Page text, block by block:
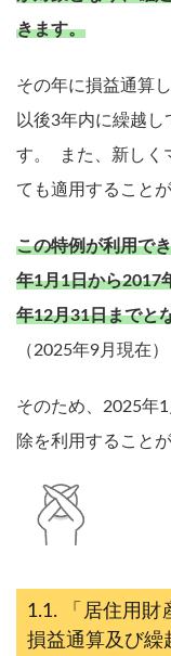
きます。
その年に損益通算
以後3年内に繰越し
す。 また、新しく
ても適用すること
この特例が利用で
年1月1日から2017
年12月31日までと
（2025年9月現在）
そのため、2025年
除を利用すること
「居住用
損益通算及び繰